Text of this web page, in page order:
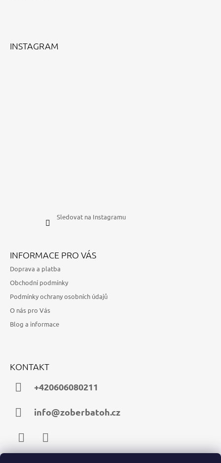
INSTAGRAM
Sledovat na Instagramu
INFORMACE PRO VÁS
Doprava a platba
Obchodní podmínky
Podmínky ochrany osobních údajů
O nás pro Vás
Blog a informace
KONTAKT
+420606080211
info@zoberbatoh.cz
FacebookInstagram